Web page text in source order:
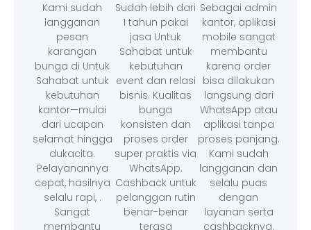
Kami sudah
langganan
pesan
karangan
bunga di Untuk
Sahabat untuk
kebutuhan
kantor—mulai
dari ucapan
selamat hingga
dukacita.
Pelayanannya
cepat, hasilnya
selalu rapi, .
Sangat
membantu
Sudah lebih dari
1 tahun pakai
jasa Untuk
Sahabat untuk
kebutuhan
event dan relasi
bisnis. Kualitas
bunga
konsisten dan
proses order
super praktis via
WhatsApp.
Cashback untuk
pelanggan rutin
benar-benar
terasa
Sebagai admin
kantor, aplikasi
mobile sangat
membantu
karena order
bisa dilakukan
langsung dari
WhatsApp atau
aplikasi tanpa
proses panjang.
Kami sudah
langganan dan
selalu puas
dengan
layanan serta
cashbacknya.